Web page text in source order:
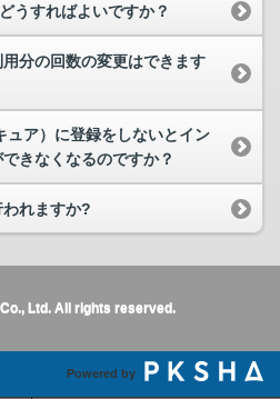
うすればよいですか？
分の回数の変更はできます
ュア）に登録をしないとイン
きなくなるのですか？
れますか?
Ltd. All rights reserved.
Powered by